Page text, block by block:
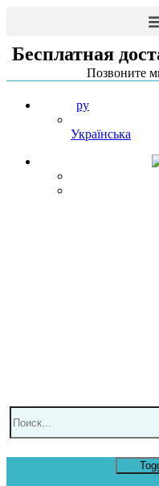
Бесплатная
Позвоните
ру
Українська